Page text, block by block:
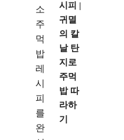
시피 |
귀멸
의 칼
날 탄
지로
주먹
밥 따
라하
기